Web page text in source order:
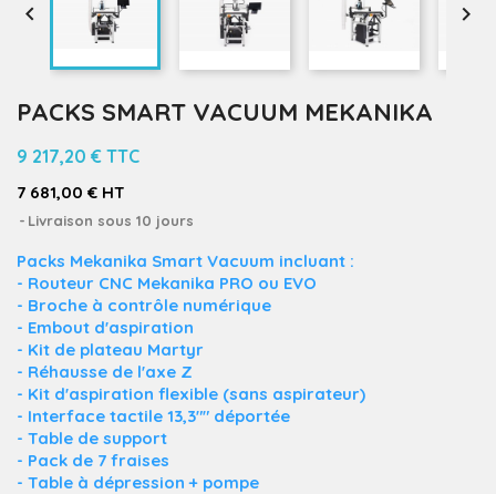
 
PACKS SMART VACUUM MEKANIKA
9 217,20 € TTC
7 681,00 € HT
Livraison sous 10 jours
Packs Mekanika Smart Vacuum incluant :
- Routeur CNC Mekanika PRO ou EVO
- Broche à contrôle numérique
- Embout d'aspiration
- Kit de plateau Martyr
- Réhausse de l'axe Z
- Kit d'aspiration flexible (sans aspirateur)
- Interface tactile 13,3"" déportée
- Table de support
- Pack de 7 fraises
- Table à dépression + pompe